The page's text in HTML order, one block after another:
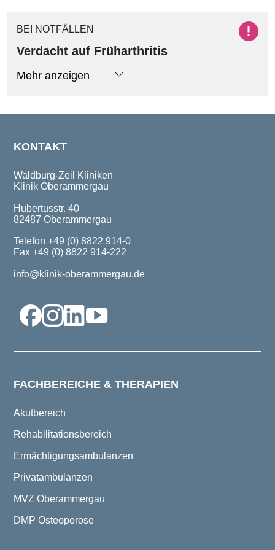
BEI NOTFÄLLEN
Verdacht auf Früharthritis
KONTAKT
Waldburg-Zeil Kliniken
Klinik Oberammergau
Hubertusstr. 40
82487 Oberammergau
Telefon +49 (0) 8822 914-0
Fax +49 (0) 8822 914-222
info@klinik-oberammergau.de
FACHBEREICHE & THERAPIEN
Akutbereich
Rehabilitationsbereich
Ermächtigungsambulanzen
Privatambulanzen
MVZ Oberammergau
DMP Osteoporose